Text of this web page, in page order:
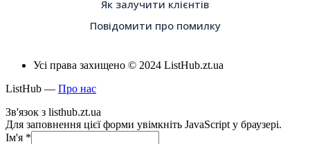
Як залучити клієнтів
Повідомити про помилку
Усі права захищено © 2024 ListHub.zt.ua
ListHub — Про нас
Зв'язок з listhub.zt.ua
Для заповнення цієї форми увімкніть JavaScript у браузері.
Ім'я *